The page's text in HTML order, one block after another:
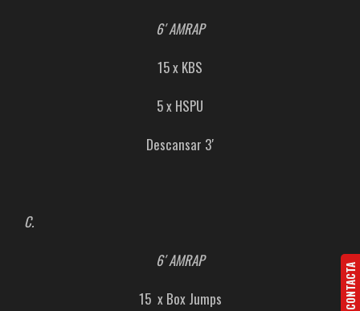
6′ AMRAP
15 x KBS
5 x HSPU
Descansar 3′
C.
6′ AMRAP
15 x Box Jumps
CONTACTA